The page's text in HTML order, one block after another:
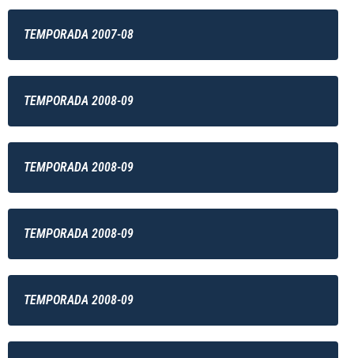
TEMPORADA 2007-08
TEMPORADA 2008-09
TEMPORADA 2008-09
TEMPORADA 2008-09
TEMPORADA 2008-09